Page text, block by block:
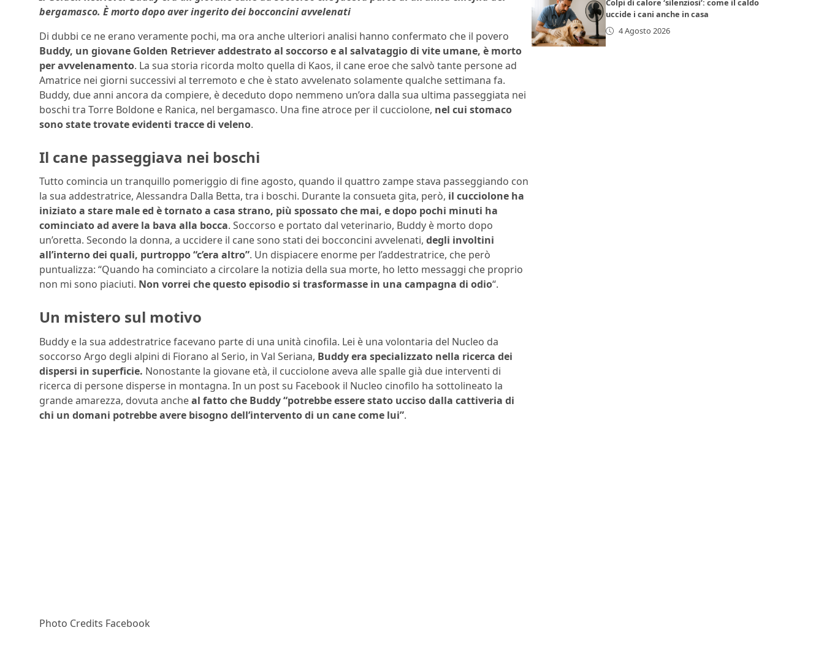
bergamasco. È morto dopo aver ingerito dei bocconcini avvelenati
Di dubbi ce ne erano veramente pochi, ma ora anche ulteriori analisi hanno confermato che il povero
Buddy, un giovane Golden Retriever addestrato al soccorso e al salvataggio di vite umane, è morto
per avvelenamento. La sua storia ricorda molto quella di Kaos, il cane eroe che salvò tante persone ad
Amatrice nei giorni successivi al terremoto e che è stato avvelenato solamente qualche settimana fa.
Buddy, due anni ancora da compiere, è deceduto dopo nemmeno un’ora dalla sua ultima passeggiata nei
boschi tra Torre Boldone e Ranica, nel bergamasco. Una fine atroce per il cucciolone, nel cui stomaco
sono state trovate evidenti tracce di veleno.
Il cane passeggiava nei boschi
Tutto comincia un tranquillo pomeriggio di fine agosto, quando il quattro zampe stava passeggiando con
la sua addestratrice, Alessandra Dalla Betta, tra i boschi. Durante la consueta gita, però, il cucciolone ha
iniziato a stare male ed è tornato a casa strano, più spossato che mai, e dopo pochi minuti ha
cominciato ad avere la bava alla bocca. Soccorso e portato dal veterinario, Buddy è morto dopo
un’oretta. Secondo la donna, a uccidere il cane sono stati dei bocconcini avvelenati, degli involtini
all’interno dei quali, purtroppo “c’era altro”. Un dispiacere enorme per l’addestratrice, che però
puntualizza: “Quando ha cominciato a circolare la notizia della sua morte, ho letto messaggi che proprio
non mi sono piaciuti. Non vorrei che questo episodio si trasformasse in una campagna di odio“.
Un mistero sul motivo
Buddy e la sua addestratrice facevano parte di una unità cinofila. Lei è una volontaria del Nucleo da
soccorso Argo degli alpini di Fiorano al Serio, in Val Seriana, Buddy era specializzato nella ricerca dei
dispersi in superficie. Nonostante la giovane età, il cucciolone aveva alle spalle già due interventi di
ricerca di persone disperse in montagna. In un post su Facebook il Nucleo cinofilo ha sottolineato la
grande amarezza, dovuta ancheal fatto che Buddy “potrebbe essere stato ucciso dalla cattiveria di
chi un domani potrebbe avere bisogno dell’intervento di un cane come lui”.
Photo Credits Facebook
Colpi di calore ‘silenziosi’: come il caldo
uccide i cani anche in casa
4 Agosto 2026